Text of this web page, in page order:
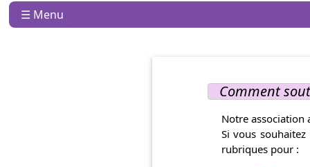
☰ Menu
Comment
Notre association
Si vous
rubriques pour :